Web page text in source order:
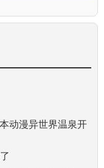
动漫异世界温泉开